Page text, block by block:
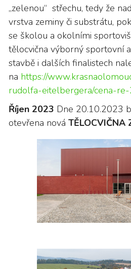
„zelenou“ střechu, tedy že
vrstva zeminy či substrátu,
se školou a okolními
tělocvična výborný sportovní
stavbě i dalších finalistech
na https://
rudolfa-eitelbergera/cena-
Říjen 2023 Dne 20.10.2023
otevřena nová TĚLOCVIČNA